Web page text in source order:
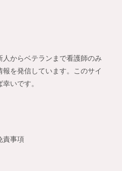
からベテランまで看護師のみ
を発信しています。このサイ
いです。
責事項